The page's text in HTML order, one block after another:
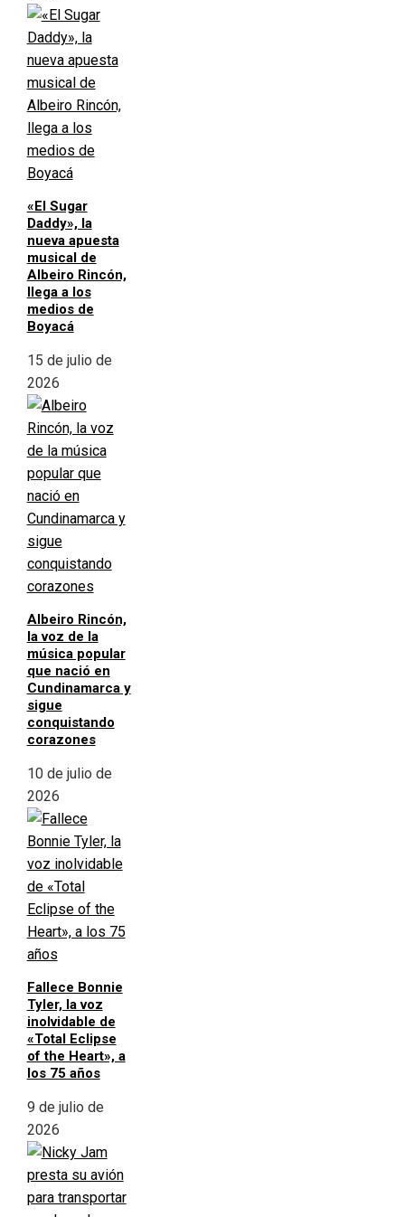
«El Sugar
Daddy», la
nueva apuesta
musical de
Albeiro Rincón,
llega a los
medios de
Boyacá
15 de julio de
2026
Albeiro Rincón,
la voz de la
música popular
que nació en
Cundinamarca y
sigue
conquistando
corazones
10 de julio de
2026
Fallece Bonnie
Tyler, la voz
inolvidable de
«Total Eclipse
of the Heart», a
los 75 años
9 de julio de
2026